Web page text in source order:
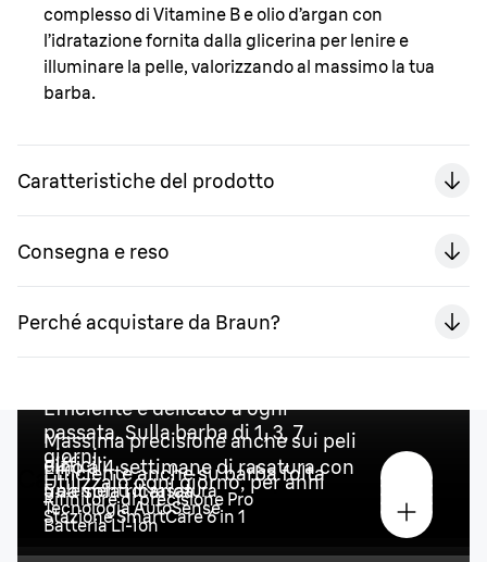
complesso di Vitamine B e olio d’argan con
l’idratazione fornita dalla glicerina per lenire e
illuminare la pelle, valorizzando al massimo la tua
barba.
Caratteristiche del prodotto
Consegna e reso
Perché acquistare da Braun?
Caratteristiche principali
Efficiente e delicato a ogni
passata. Sulla barba di 1, 3, 7
giorni.
5 elementi di rasatura
Massima precisione anche sui peli
difficili
Rifinitore di precisione Pro
Efficiente anche su barba folta
Tecnologia AutoSense
Utilizzalo ogni giorno, per anni
Stazione SmartCare 6 in 1
Fino a 4 settimane di rasatura con
una sola ricarica.
Batteria Li-Ion